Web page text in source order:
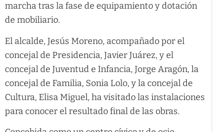
marcha tras la fase de equipamiento y dotación
de mobiliario.
El alcalde, Jesús Moreno, acompañado por el
concejal de Presidencia, Javier Juárez, y el
concejal de Juventud e Infancia, Jorge Aragón, la
concejal de Familia, Sonia Lolo, y la concejal de
Cultura, Elisa Miguel, ha visitado las instalaciones
para conocer el resultado final de las obras.